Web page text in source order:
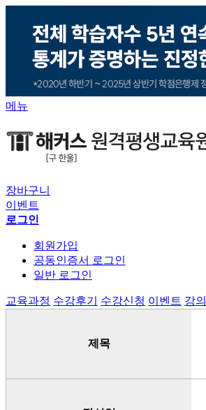
메뉴
장바구니
이벤트
로그인
회원가입
공동인증서 로그인
일반 로그인
교육과정 수강후기 수강신청 이벤트 강
제목